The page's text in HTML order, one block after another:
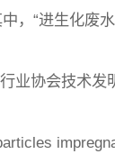
，“进生化废
业协会技术发